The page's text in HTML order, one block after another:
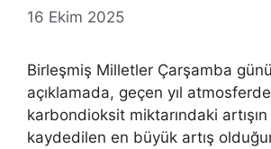
16 Ekim 2025
Birleşmiş Milletler Çarşamba günü
açıklamada, geçen yıl
karbondioksit miktarındaki
kaydedilen en büyük artış